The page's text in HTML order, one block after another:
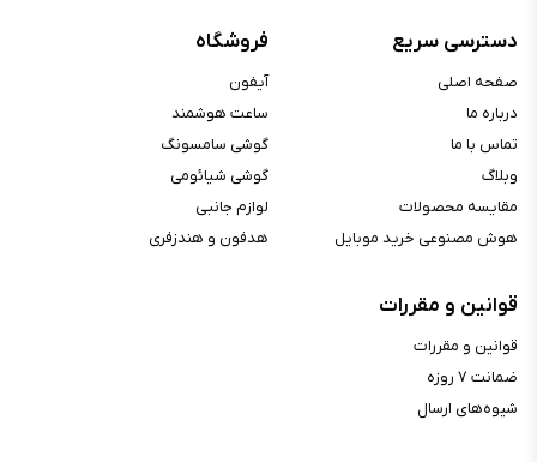
تشخیص حرکت, شتاب‌سنج تشخیص
مکالمه
دستیار صوتی :
Siri
قابلیت کنترل صدا :
دارد
دسترسی سریع
صفحه اصلی
درباره ما
تماس با ما
وبلاگ
مقایسه محصولات
هوش مصنوعی خرید موبایل
فروشگاه
آیفون
ساعت هوشمند
گوشی سامسونگ
گوشی شیائومی
لوازم جانبی
هدفون و هندزفری
قوانین و مقررات
قوانین و مقررات
ضمانت ۷ روزه
شیوه‌های ارسال